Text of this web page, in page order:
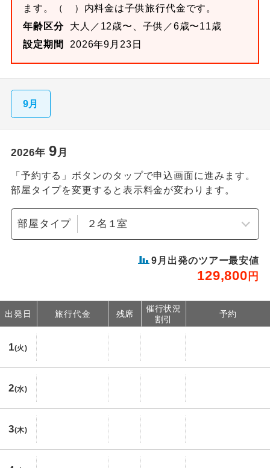
ます。
（ ）内料金は子供旅行代金です。
年齢区分
大人／12歳〜、子供／6歳〜11歳
設定期間
2026年9月23日
9月
2026年 9月
「予約する」ボタンのタップで申込画面に進みます。
部屋タイプを変更すると表示料金が変わります。
部屋タイプ
9 月出発のツアー最安値
129,800 円
出発日 旅行代金 残席
催行状況
割引
予約
1(火)
2(水)
3(木)